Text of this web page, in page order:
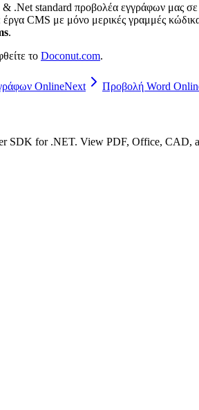
.Net standard προβολέα εγγράφων μας
CMS με μόνο μερικές γραμμές
.
το Doconut.com.
OnlineNext Προβολή Word
SDK for .NET. View PDF, Office, CAD,